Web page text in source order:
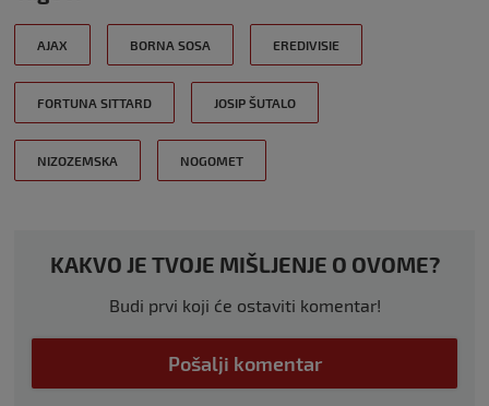
AJAX BORNA SOSA EREDIVISIE
FORTUNA SITTARD JOSIP ŠUTALO
NIZOZEMSKA NOGOMET
KAKVO JE TVOJE MIŠLJENJE O OVOME?
Budi prvi koji će ostaviti komentar!
Pošalji komentar